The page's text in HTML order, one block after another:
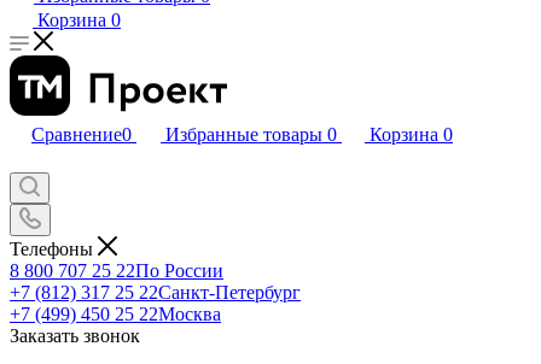
Корзина 0
Сравнение0 Избранные товары 0 Корзина 0
Телефоны
8 800 707 25 22По России
+7 (812) 317 25 22Санкт-Петербург
+7 (499) 450 25 22Москва
Заказать звонок